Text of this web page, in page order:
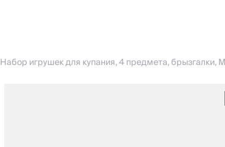
Набор игрушек для купания, 4 предмета, брызгалки,